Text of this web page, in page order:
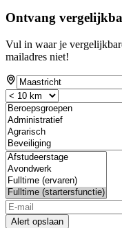
Ontvang
Vul in waar je
mailadres niet!
Alert opslaan